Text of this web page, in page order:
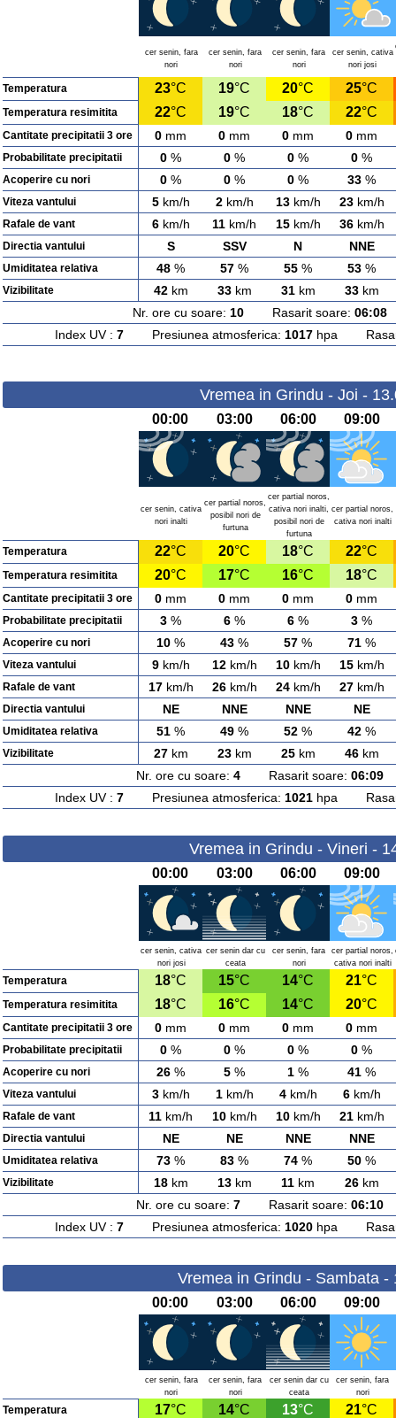
cer senin, fara
nori
cer senin, fara
nori
cer senin, fara
nori
cer senin, cativa
nori josi
Temperatura 23°C 19°C 20°C 25°C
Temperatura resimitita 22°C 19°C 18°C 22°C
Cantitate precipitatii 3 ore 0 mm 0 mm 0 mm 0 mm
Probabilitate precipitatii 0 % 0 % 0 % 0 %
Acoperire cu nori 0 % 0 % 0 % 33 %
Viteza vantului 5km/h 2km/h 13km/h 23km/h
Rafale de vant 6km/h 11 km/h 15km/h 36km/h
Directia vantului S SSV N NNE
Umiditatea relativa 48 % 57 % 55 % 53 %
Vizibilitate 42km 33km 31km 33km
Nr. ore cu soare: 10Rasarit soare: 06:08
Index UV : 7Presiunea atmosferica: 1017hpa
Vremea in Grindu - Joi -
00:00 03:00 06:00 09:00
cer senin, cativa
nori inalti
cer partial noros,
posibil nori de
furtuna
cer partial noros,
cativa nori inalti,
posibil nori de
furtuna
cer partial noros,
cativa nori inalti
Temperatura 22°C 20°C 18°C 22°C
Temperatura resimitita 20°C 17°C 16°C 18°C
Cantitate precipitatii 3 ore 0 mm 0 mm 0 mm 0 mm
Probabilitate precipitatii 3 % 6 % 6 % 3 %
Acoperire cu nori 10 % 43 % 57 % 71 %
Viteza vantului 9km/h 12km/h 10km/h 15km/h
Rafale de vant 17km/h 26km/h 24km/h 27km/h
Directia vantului NE NNE NNE NE
Umiditatea relativa 51 % 49 % 52 % 42 %
Vizibilitate 27km 23km 25km 46km
Nr. ore cu soare: 4Rasarit soare: 06:09
Index UV : 7Presiunea atmosferica: 1021hpa
Vremea in Grindu - Vineri -
00:00 03:00 06:00 09:00
cer senin, cativa
nori josi
cer senin dar cu
ceata
cer senin, fara
nori
cer partial noros,
cativa nori inalti
Temperatura 18°C 15°C 14°C 21°C
Temperatura resimitita 18°C 16°C 14°C 20°C
Cantitate precipitatii 3 ore 0 mm 0 mm 0 mm 0 mm
Probabilitate precipitatii 0 % 0 % 0 % 0 %
Acoperire cu nori 26 % 5 % 1 % 41 %
Viteza vantului 3km/h 1km/h 4km/h 6km/h
Rafale de vant 11 km/h 10km/h 10km/h 21km/h
Directia vantului NE NE NNE NNE
Umiditatea relativa 73 % 83 % 74 % 50 %
Vizibilitate 18km 13km 11 km 26km
Nr. ore cu soare: 7Rasarit soare: 06:10
Index UV : 7Presiunea atmosferica: 1020hpa
Vremea in Grindu - Sambata -
00:00 03:00 06:00 09:00
cer senin, fara
nori
cer senin, fara
nori
cer senin dar cu
ceata
cer senin, fara
nori
Temperatura 17°C 14°C 13°C 21°C